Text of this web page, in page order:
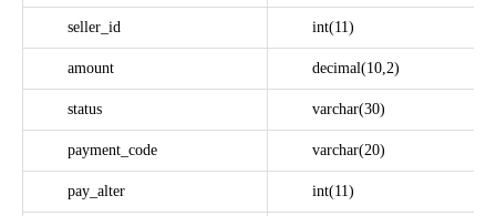
seller_id int(11)
amount decimal(10,2)
status varchar(30)
payment_code varchar(20)
pay_alter int(11)